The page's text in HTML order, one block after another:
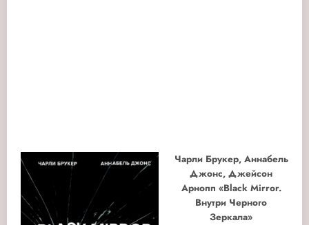
Чарли Брукер, Аннабель
Джонс, Джейсон
Арнопп «Black Mirror.
Внутри Черного
Зеркала»